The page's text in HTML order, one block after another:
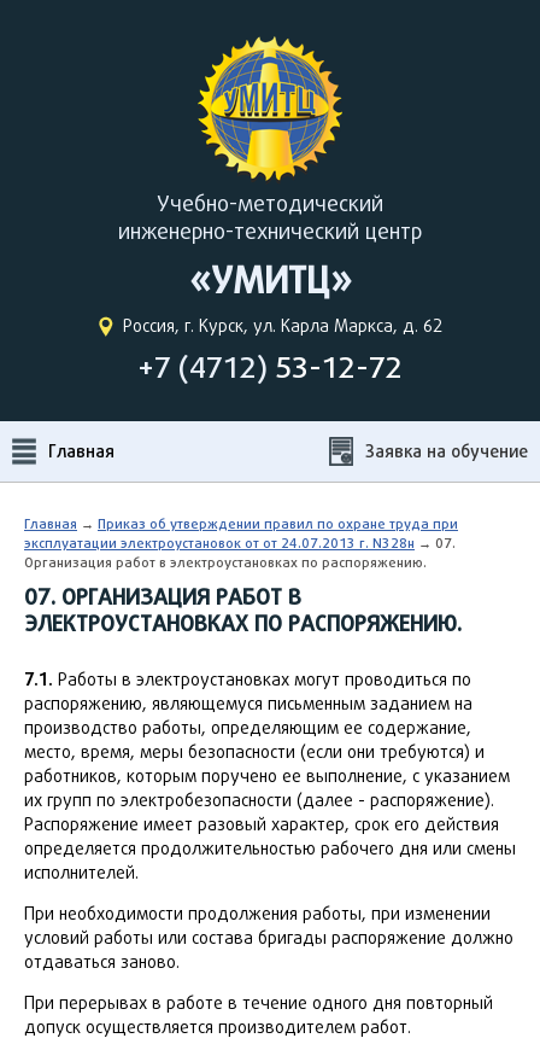
Учебно-методический
инженерно-технический центр
«УМИТЦ»
Россия, г. Курск, ул. Карла Маркса, д. 62
+7 (4712) 53-12-72
Главная Заявка на обучение
Главная → Приказ об утверждении правил по охране труда при
эксплуатации электроустановок от от 24.07.2013 г. N328н → 07.
Организация работ в электроустановках по распоряжению.
07. ОРГАНИЗАЦИЯ РАБОТ В
ЭЛЕКТРОУСТАНОВКАХ ПО РАСПОРЯЖЕНИЮ.
7.1. Работы в электроустановках могут проводиться по
распоряжению, являющемуся письменным заданием на
производство работы, определяющим ее содержание,
место, время, меры безопасности (если они требуются) и
работников, которым поручено ее выполнение, с указанием
их групп по электробезопасности (далее - распоряжение).
Распоряжение имеет разовый характер, срок его действия
определяется продолжительностью рабочего дня или смены
исполнителей.
При необходимости продолжения работы, при изменении
условий работы или состава бригады распоряжение должно
отдаваться заново.
При перерывах в работе в течение одного дня повторный
допуск осуществляется производителем работ.